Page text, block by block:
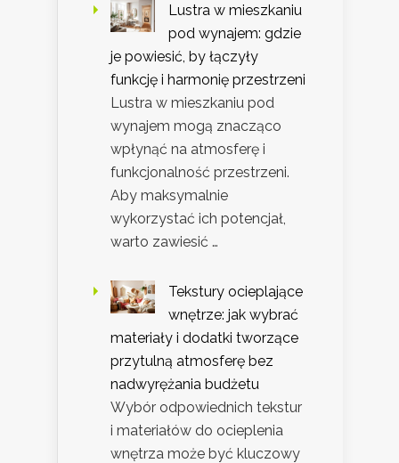
Lustra w mieszkaniu
pod wynajem: gdzie
je powiesić, by łączyły
funkcję i harmonię przestrzeni
Lustra w mieszkaniu pod
wynajem mogą znacząco
wpłynąć na atmosferę i
funkcjonalność przestrzeni.
Aby maksymalnie
wykorzystać ich potencjał,
warto zawiesić …
Tekstury ocieplające
wnętrze: jak wybrać
materiały i dodatki tworzące
przytulną atmosferę bez
nadwyrężania budżetu
Wybór odpowiednich tekstur
i materiałów do ocieplenia
wnętrza może być kluczowy